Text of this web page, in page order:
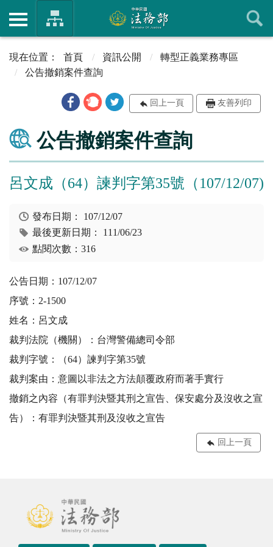
首頁 資訊公開
轉型正義業務專區
公告撤銷案件查詢
回上一頁 友善列印
公告撤銷案件查詢
呂文成（64）諫判字第35號（107/12/07)
發布日期： 107/12/07
最後更新日期： 111/06/23
點閱次數：316
公告日期：107/12/07
序號：2-1500
姓名：呂文成
裁判法院（機關）：台灣警備總司令部
裁判字號：（64）諫判字第35號
裁判案由：意圖以非法之方法顛覆政府而著手實行
撤銷之內容（有罪判決暨其刑之宣告、保安處分及沒收之宣
告）：有罪判決暨其刑及沒收之宣告
回上一頁